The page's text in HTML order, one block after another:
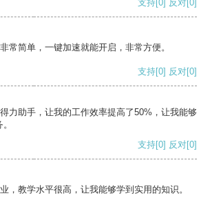
支持[0] 反对[0]
常简单，一键加速就能开启，非常方便。
支持[0] 反对[0]
力助手，让我的工作效率提高了50%，让我能够
支持[0] 反对[0]
，教学水平很高，让我能够学到实用的知识。